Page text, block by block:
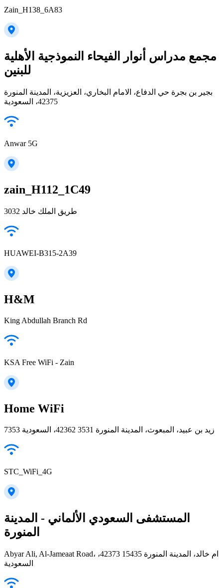
Zain_H138_6A83
مجمع مدراس أنوار الفيحاء النموذجية الأهلية
للبنين
بجير بن بجرة حي الدفاع، الامام البخاري، العزيزية، المدينة المنورة
42375، السعودية
Anwar 5G
zain_H112_1C49
3032 طريق الملك خالد
HUAWEI-B315-2A39
H&M
King Abdullah Branch Rd
KSA Free WiFi - Zain
Home WiFi
7353 زيد بن عبيد، المبعوث، المدينة المنورة 42362 3531، السعودية
STC_WiFi_4G
المستشفى السعودي الألماني - المدينة
المنورة
Abyar Ali, Al-Jameaat Road، ام خالد، المدينة المنورة 42373 15435،
السعودية